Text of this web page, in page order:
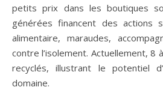
petits prix dans les boutiques
générées financent des actions
alimentaire, maraudes,
contre l’isolement. Actuellement,
recyclés, illustrant le potentiel
domaine.